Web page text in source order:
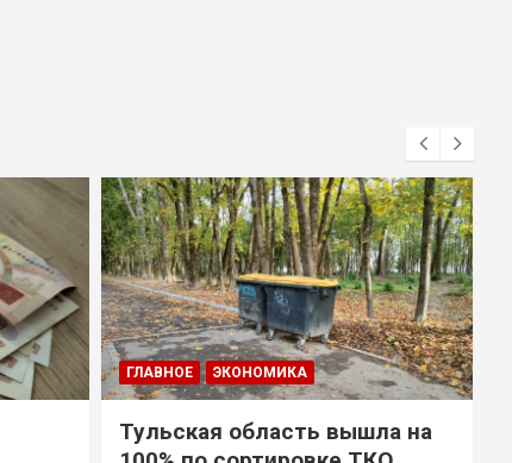
ГЛАВНОЕ ЭКОНОМИКА
Тульская область вышла на